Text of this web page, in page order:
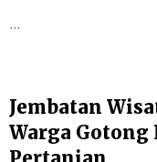
...
Jembatan
Warga